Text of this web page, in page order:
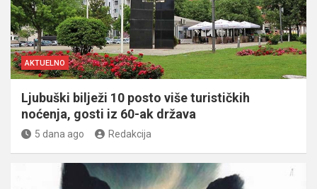
AKTUELNO
Ljubuški bilježi 10 posto više turističkih
noćenja, gosti iz 60-ak država
5 dana ago Redakcija